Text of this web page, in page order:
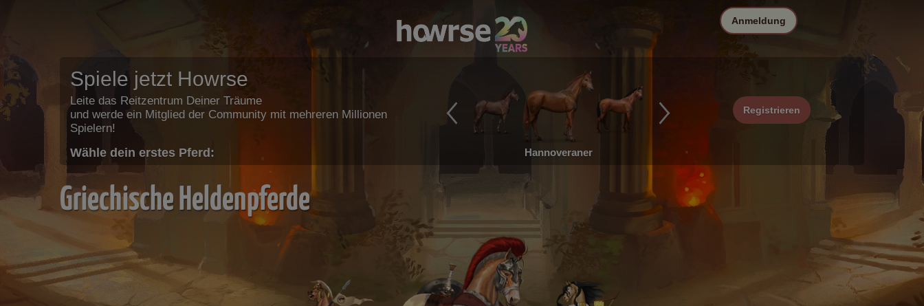
Spiele jetzt Howrse
Leite das Reitzentrum Deiner Träume
und werde ein Mitglied der Community mit mehreren Millionen
Spielern!
Wähle dein erstes Pferd: Hannoveraner
Registrieren
Anmeldung
Griechische Heldenpferde